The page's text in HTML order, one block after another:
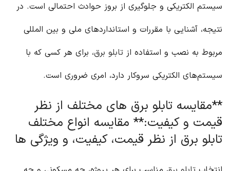
سیستم الکتریکی و جلوگیری از بروز حوادث احتمالی است. در
نتیجه، آشنایی با مقررات و استانداردهای ملی و بین المللی
مربوط به نصب و استفاده از تابلو برق، برای هر کسی که با
سیستم‌های الکتریکی سروکار دارد، امری ضروری است.
**مقایسه تابلو برق های مختلف از نظر
قیمت و کیفیت:** مقایسه انواع مختلف
تابلو برق از نظر قیمت، کیفیت، و ویژگی ها